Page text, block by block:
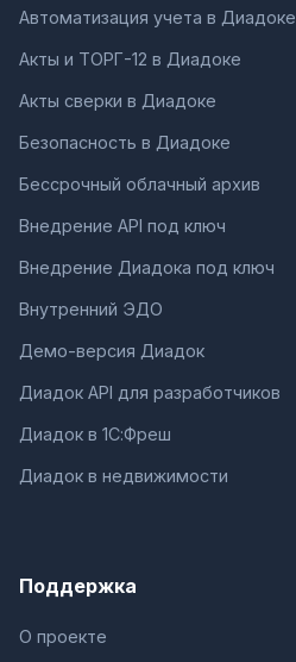
Автоматизация учета в Диадоке
Акты и ТОРГ-12 в Диадоке
Акты сверки в Диадоке
Безопасность в Диадоке
Бессрочный облачный архив
Внедрение API под ключ
Внедрение Диадока под ключ
Внутренний ЭДО
Демо-версия Диадок
Диадок API для разработчиков
Диадок в 1С:Фреш
Диадок в недвижимости
Поддержка
О проекте